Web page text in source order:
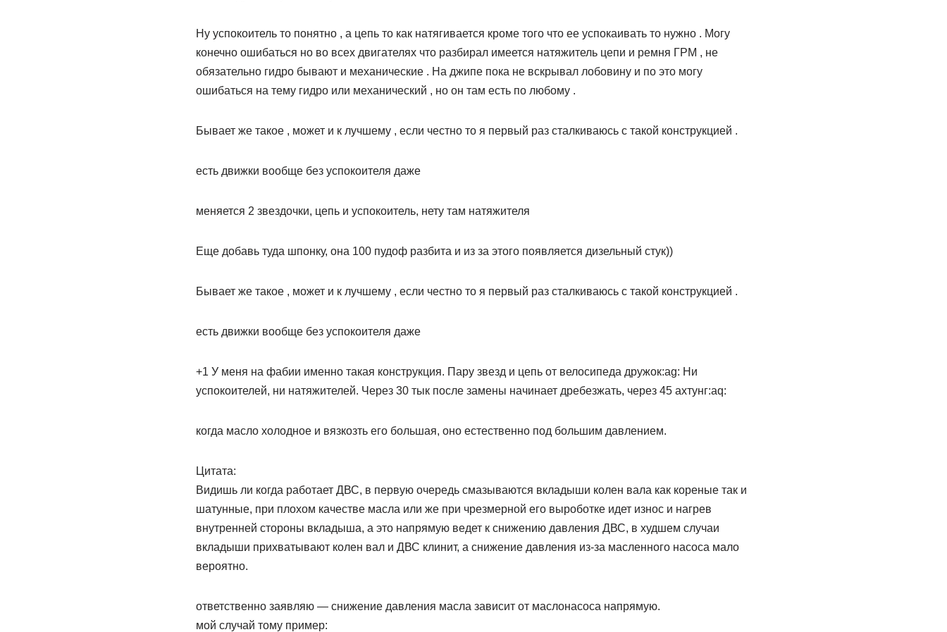
Ну успокоитель то понятно , а цепь то как натягивается кроме того что ее успокаивать то нужно . Могу
конечно ошибаться но во всех двигателях что разбирал имеется натяжитель цепи и ремня ГРМ , не
обязательно гидро бывают и механические . На джипе пока не вскрывал лобовину и по это могу
ошибаться на тему гидро или механический , но он там есть по любому .
Бывает же такое , может и к лучшему , если честно то я первый раз сталкиваюсь с такой конструкцией .
есть движки вообще без успокоителя даже
меняется 2 звездочки, цепь и успокоитель, нету там натяжителя
Еще добавь туда шпонку, она 100 пудоф разбита и из за этого появляется дизельный стук))
Бывает же такое , может и к лучшему , если честно то я первый раз сталкиваюсь с такой конструкцией .
есть движки вообще без успокоителя даже
+1 У меня на фабии именно такая конструкция. Пару звезд и цепь от велосипеда дружок:ag: Ни
успокоителей, ни натяжителей. Через 30 тык после замены начинает дребезжать, через 45 ахтунг:aq:
когда масло холодное и вязкозть его большая, оно естественно под большим давлением.
Цитата:
Видишь ли когда работает ДВС, в первую очередь смазываются вкладыши колен вала как кореные так и
шатунные, при плохом качестве масла или же при чрезмерной его выроботке идет износ и нагрев
внутренней стороны вкладыша, а это напрямую ведет к снижению давления ДВС, в худшем случаи
вкладыши прихватывают колен вал и ДВС клинит, а снижение давления из-за масленного насоса мало
вероятно.
ответственно заявляю — снижение давления масла зависит от маслонасоса напрямую.
мой случай тому пример: